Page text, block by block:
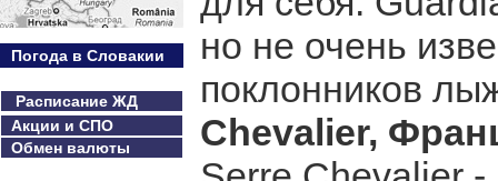
Погода в Словакии
Расписание ЖД
Акции и СПО
Обмен валюты
но не очень
поклонников
Chevalier,